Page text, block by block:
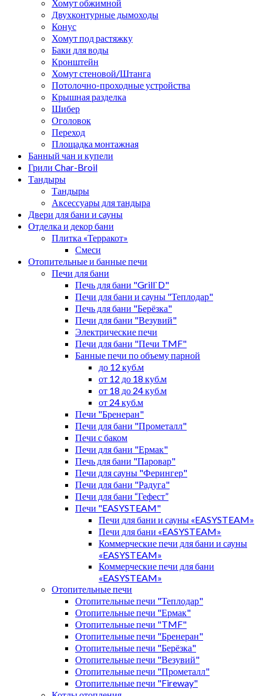
Хомут обжимной
Двухконтурные дымоходы
Конус
Хомут под растяжку
Баки для воды
Кронштейн
Хомут стеновой/Штанга
Потолочно-проходные устройства
Крышная разделка
Шибер
Оголовок
Переход
Площадка монтажная
Банный чан и купели
Грили Char-Broil
Тандыры
Тандыры
Аксессуары для тандыра
Двери для бани и сауны
Отделка и декор бани
Плитка «Терракот»
Смеси
Отопительные и банные печи
Печи для бани
Печь для бани "Grill`D"
Печи для бани и сауны "Теплодар"
Печь для бани "Берёзка"
Печи для бани "Везувий"
Электрические печи
Печи для бани "Печи TMF"
Банные печи по объему парной
до 12 куб.м
от 12 до 18 куб.м
от 18 до 24 куб.м
от 24 куб.м
Печи "Бренеран"
Печи для бани "Прометалл"
Печи с баком
Печи для бани "Ермак"
Печь для бани "Паровар"
Печи для сауны "Ферингер"
Печи для бани "Радуга"
Печи для бани “Гефест”
Печи "EASYSTEAM"
Печи для бани и сауны «EASYSTEAM»
Печи для бани «EASYSTEAM»
Коммерческие печи для бани и сауны
«EASYSTEAM»
Коммерческие печи для бани
«EASYSTEAM»
Отопительные печи
Отопительные печи "Теплодар"
Отопительные печи "Ермак"
Отопительные печи "TMF"
Отопительные печи "Бренеран"
Отопительные печи "Берёзка"
Отопительные печи "Везувий"
Отопительные печи "Прометалл"
Отопительные печи "Fireway"